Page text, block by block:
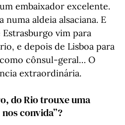
embaixador excelente.
numa aldeia alsaciana. E
vim para
e depois de Lisboa para
cônsul-geral… O
extraordinária.
do Rio trouxe uma
convida”?